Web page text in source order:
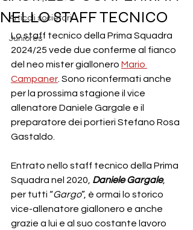
Articoli societari
Juniores
NELLO STAFF TECNICO
Lo staff tecnico della Prima Squadra
2024/25 vede due conferme al fianco
del neo mister giallonero Mario
Campaner . Sono riconfermati anche
per la prossima stagione il vice
allenatore Daniele Gargale e il
preparatore dei portieri Stefano Rosa
Gastaldo.
Entrato nello staff tecnico della Prima
Squadra nel 2020, Daniele Gargale,
per tutti “Gargo”, è ormai lo storico
vice-allenatore giallonero e anche
grazie a lui e al suo costante lavoro